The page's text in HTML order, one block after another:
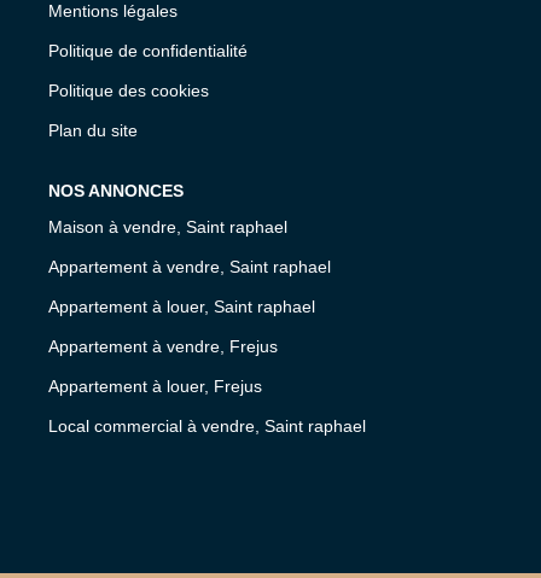
Mentions légales
Politique de confidentialité
Politique des cookies
Plan du site
NOS ANNONCES
Maison à vendre, Saint raphael
Appartement à vendre, Saint raphael
Appartement à louer, Saint raphael
Appartement à vendre, Frejus
Appartement à louer, Frejus
Local commercial à vendre, Saint raphael